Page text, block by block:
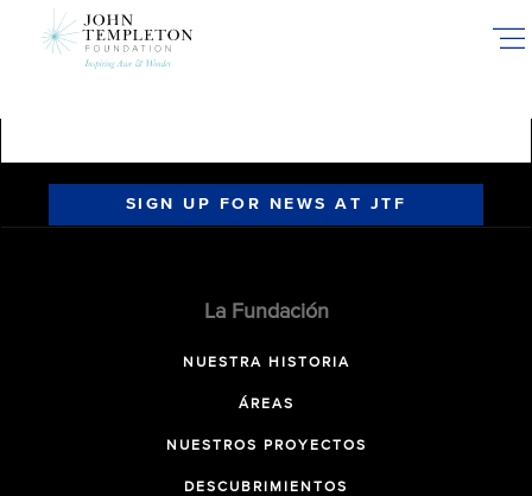
SIGN UP FOR NEWS AT JTF
La Fundación
NUESTRA HISTORIA
ÁREAS
NUESTROS PROYECTOS
DESCUBRIMIENTOS